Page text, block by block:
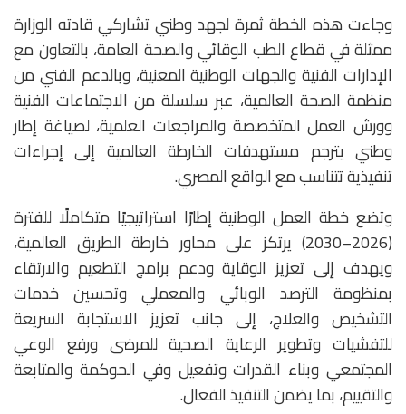
وجاءت هذه الخطة ثمرة لجهد وطني تشاركي قادته الوزارة
ممثلة في قطاع الطب الوقائي والصحة العامة، بالتعاون مع
الإدارات الفنية والجهات الوطنية المعنية، وبالدعم الفني من
منظمة الصحة العالمية، عبر سلسلة من الاجتماعات الفنية
وورش العمل المتخصصة والمراجعات العلمية، لصياغة إطار
وطني يترجم مستهدفات الخارطة العالمية إلى إجراءات
تنفيذية تتناسب مع الواقع المصري.
وتضع خطة العمل الوطنية إطارًا استراتيجيًا متكاملًا للفترة
(2026–2030) يرتكز على محاور خارطة الطريق العالمية،
ويهدف إلى تعزيز الوقاية ودعم برامج التطعيم والارتقاء
بمنظومة الترصد الوبائي والمعملي وتحسين خدمات
التشخيص والعلاج، إلى جانب تعزيز الاستجابة السريعة
للتفشيات وتطوير الرعاية الصحية للمرضى ورفع الوعي
المجتمعي وبناء القدرات وتفعيل وفي الحوكمة والمتابعة
والتقييم، بما يضمن التنفيذ الفعال.